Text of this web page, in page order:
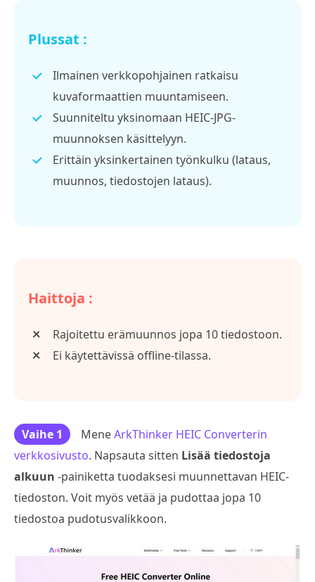
Plussat :
Ilmainen verkkopohjainen ratkaisu
kuvaformaattien muuntamiseen.
Suunniteltu yksinomaan HEIC-JPG-
muunnoksen käsittelyyn.
Erittäin yksinkertainen työnkulku (lataus,
muunnos, tiedostojen lataus).
Haittoja :
Rajoitettu erämuunnos jopa 10 tiedostoon.
Ei käytettävissä offline-tilassa.
Vaihe 1 MeneArkThinker HEIC Converterin
verkkosivusto. Napsauta sitten Lisää tiedostoja
alkuun -painiketta tuodaksesi muunnettavan HEIC-
tiedoston. Voit myös vetää ja pudottaa jopa 10
tiedostoa pudotusvalikkoon.